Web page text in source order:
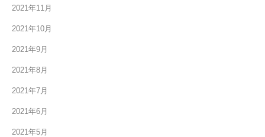
2021年11月
2021年10月
2021年9月
2021年8月
2021年7月
2021年6月
2021年5月